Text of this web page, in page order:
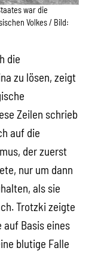
war die
Volkes / Bild:
die
zu lösen, zeigt
Zeilen schrieb
auf die
der zuerst
nur um dann
als sie
Trotzki zeigte
auf Basis eines
blutige Falle